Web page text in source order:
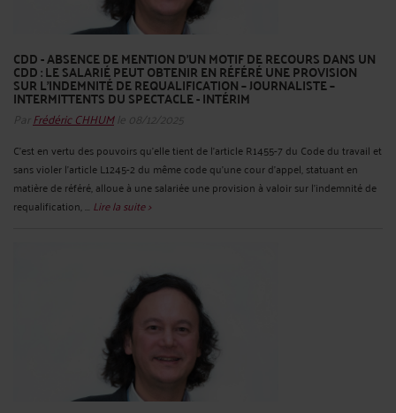
CDD - ABSENCE DE MENTION D’UN MOTIF DE RECOURS DANS UN
CDD : LE SALARIÉ PEUT OBTENIR EN RÉFÉRÉ UNE PROVISION
SUR L’INDEMNITÉ DE REQUALIFICATION – JOURNALISTE –
INTERMITTENTS DU SPECTACLE - INTÉRIM
Par Frédéric CHHUMle 08/12/2025
C’est en vertu des pouvoirs qu’elle tient de l’article R1455-7 du Code du travail et
sans violer l’article L1245-2 du même code qu’une cour d’appel, statuant en
matière de référé, alloue à une salariée une provision à valoir sur l’indemnité de
requalification, ... Lire la suite >